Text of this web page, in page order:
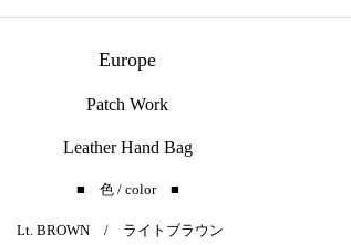
Europe
Patch Work
Leather Hand Bag
■ 色 / color ■
Lt. BROWN / ライト ブラウン